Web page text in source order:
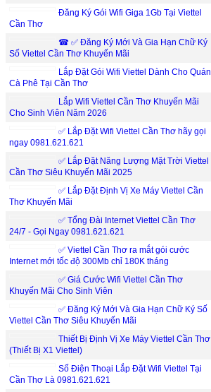
Đăng Ký Gói Wifi Giga 1Gb Tại Viettel
Cần Thơ
☎ ✅‎ Đăng Ký Mới Và Gia Hạn Chữ Ký
Số Viettel Cần Thơ Khuyến Mãi
Lắp Đặt Gói Wifi Viettel Dành Cho Quán
Cà Phê Tại Cần Thơ
Lắp Wifi Viettel Cần Thơ Khuyến Mãi
Cho Sinh Viên Năm 2026
✅ Lắp Đặt Wifi Viettel Cần Thơ hãy gọi
ngay 0981.621.621
✅ Lắp Đặt Năng Lượng Mặt Trời Viettel
Cần Thơ Siêu Khuyến Mãi 2025
✅ Lắp Đặt Định Vị Xe Máy Viettel Cần
Thơ Khuyến Mãi
✅ Tổng Đài Internet Viettel Cần Thơ
24/7 - Gọi Ngay 0981.621.621
✅ ‎Viettel Cần Thơ ra mắt gói cước
Internet mới tốc độ 300Mb chỉ 180K tháng
✅ ‎Giá Cước Wifi Viettel Cần Thơ
Khuyến Mãi Cho Sinh Viên
✅‎ Đăng Ký Mới Và Gia Hạn Chữ Ký Số
Viettel Cần Thơ Siêu Khuyến Mãi
Thiết Bị Định Vị Xe Máy Viettel Cần Thơ
(Thiết Bị X1 Viettel)
Số Điện Thoại Lắp Đặt Wifi Viettel Tại
Cần Thơ Là 0981.621.621